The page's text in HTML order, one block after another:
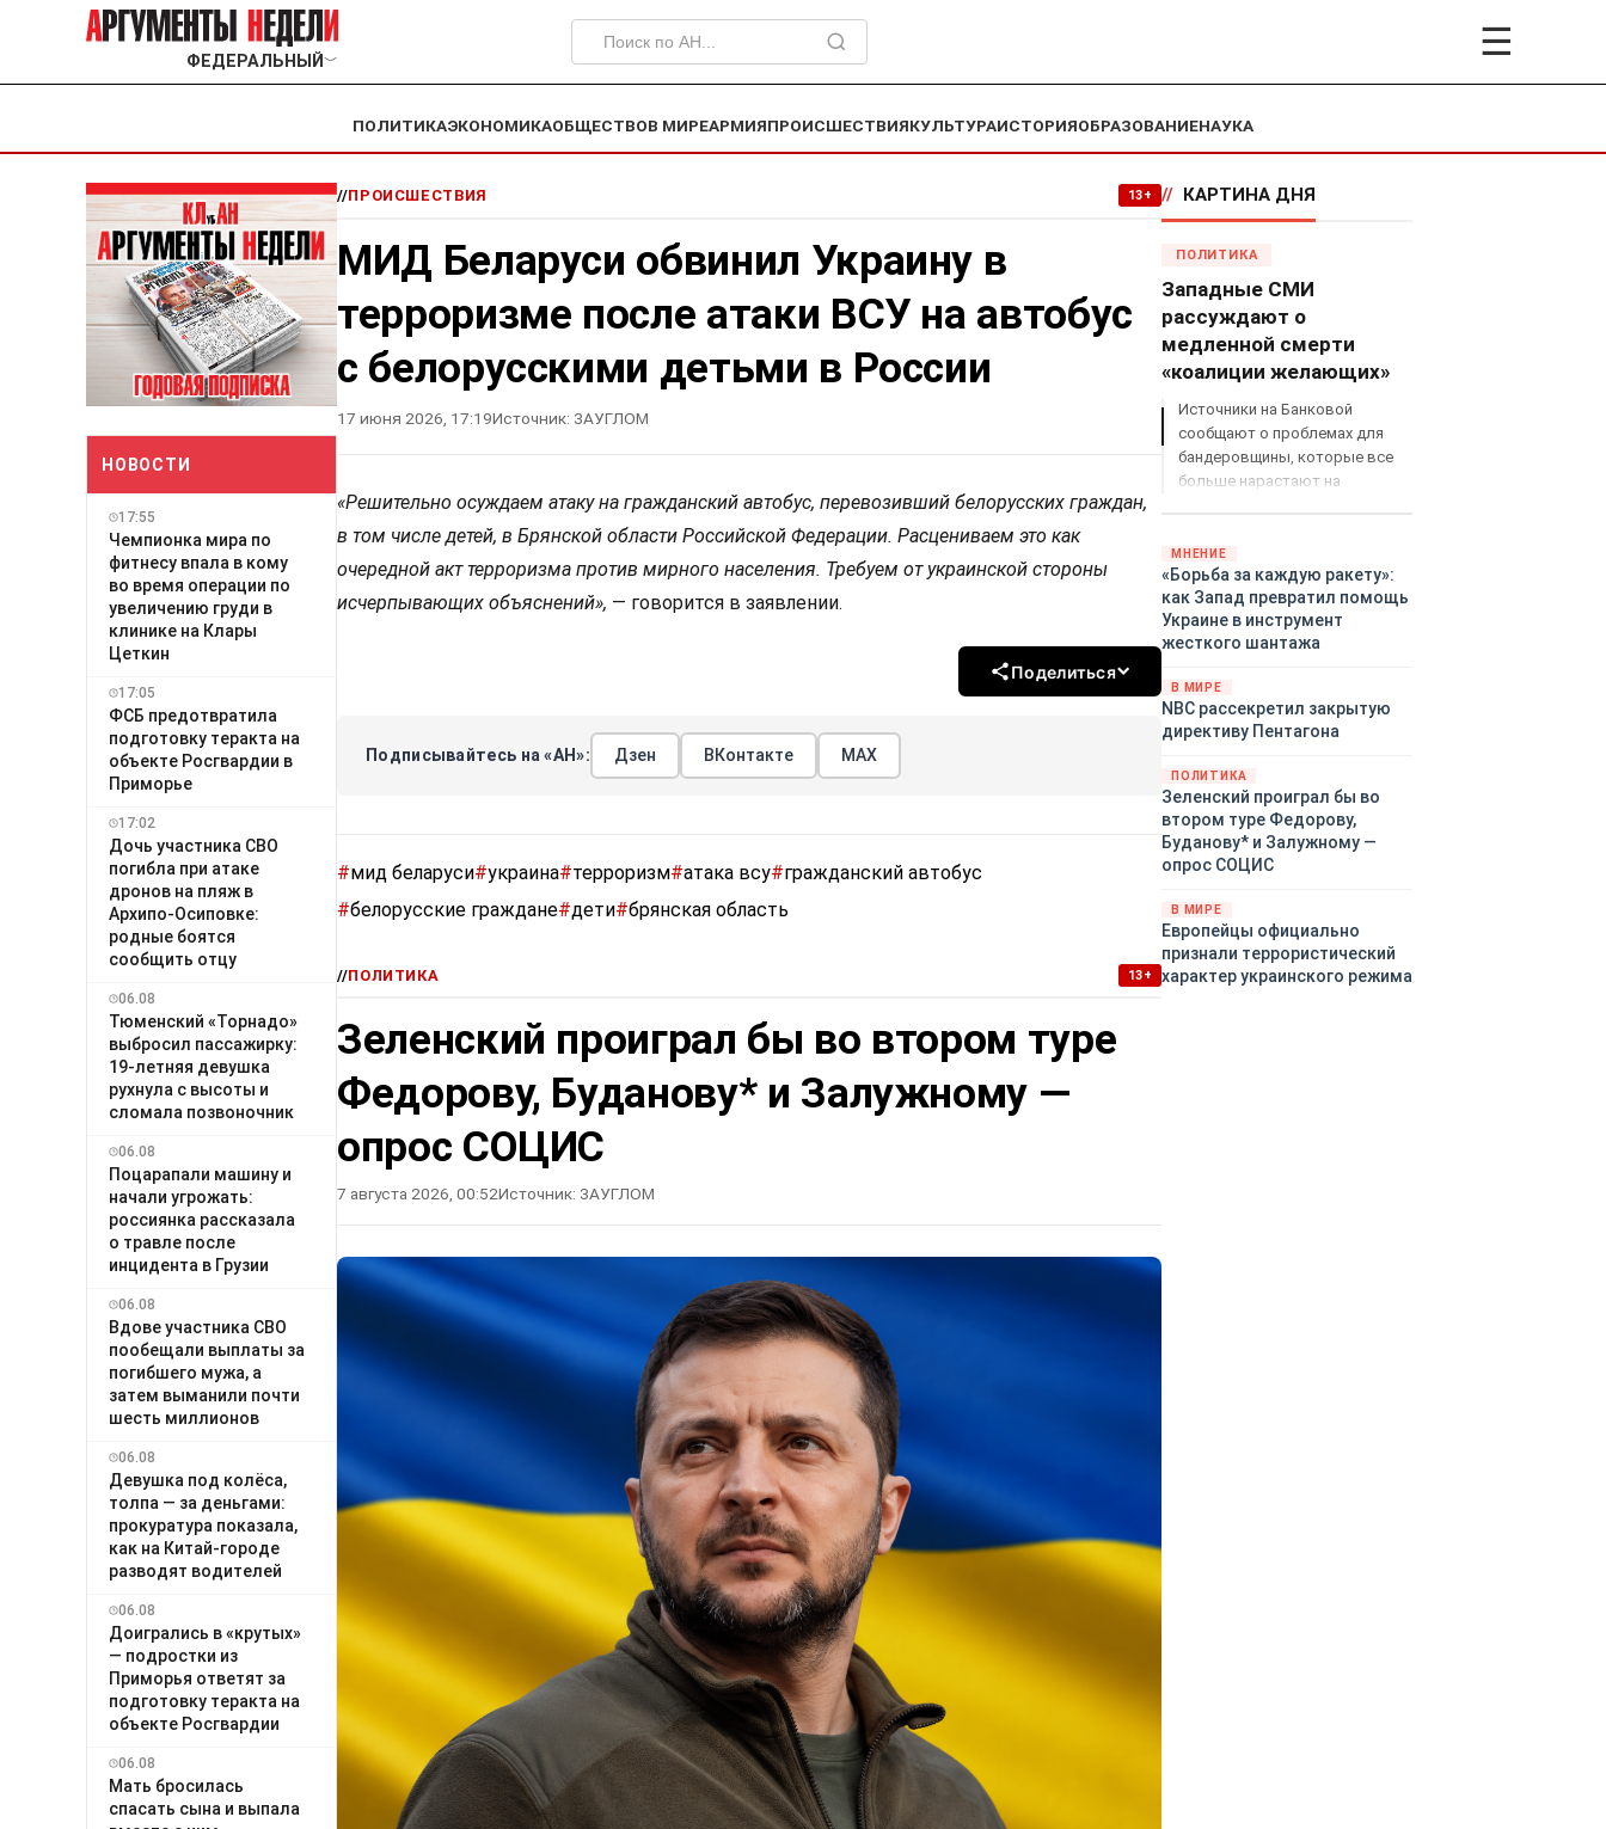
ФЕДЕРАЛЬНЫЙ ﹀ ☰
ПОЛИТИКАЭКОНОМИКАОБЩЕСТВОВ МИРЕАРМИЯПРОИСШЕСТВИЯКУЛЬТУРАИСТОРИЯОБРАЗОВАНИЕНАУКА
НОВОСТИ
17:55
Чемпионка мира по
фитнесу впала в кому
во время операции по
увеличению груди в
клинике на Клары
Цеткин
17:05
ФСБ предотвратила
подготовку теракта на
объекте Росгвардии в
Приморье
17:02
Дочь участника СВО
погибла при атаке
дронов на пляж в
Архипо-Осиповке:
родные боятся
сообщить отцу
06.08
Тюменский «Торнадо»
выбросил пассажирку:
19-летняя девушка
рухнула с высоты и
сломала позвоночник
06.08
Поцарапали машину и
начали угрожать:
россиянка рассказала
о травле после
инцидента в Грузии
06.08
Вдове участника СВО
пообещали выплаты за
погибшего мужа, а
затем выманили почти
шесть миллионов
06.08
Девушка под колёса,
толпа — за деньгами:
прокуратура показала,
как на Китай-городе
разводят водителей
06.08
Доигрались в «крутых»
— подростки из
Приморья ответят за
подготовку теракта на
объекте Росгвардии
06.08
Мать бросилась
спасать сына и выпала
//ПРОИСШЕСТВИЯ 13+
МИД Беларуси обвинил Украину в
терроризме после атаки ВСУ на автобус
с белорусскими детьми в России
17 июня 2026, 17:19Источник: ЗАУГЛОМ
«Решительно осуждаем атаку на гражданский автобус, перевозивший белорусских граждан,
в том числе детей, в Брянской области Российской Федерации. Расцениваем это как
очередной акт терроризма против мирного населения. Требуем от украинской стороны
исчерпывающих объяснений», — говорится в заявлении.
Поделиться
Подписывайтесь на «АН»: Дзен ВКонтакте МАХ
#мид беларуси#украина#терроризм#атака всу#гражданский автобус
#белорусские граждане#дети#брянская область
//ПОЛИТИКА 13+
Зеленский проиграл бы во втором туре
Федорову, Буданову* и Залужному —
опрос СОЦИС
7 августа 2026, 00:52Источник: ЗАУГЛОМ
// КАРТИНА ДНЯ
ПОЛИТИКА
Западные СМИ
рассуждают о
медленной смерти
«коалиции желающих»
Источники на Банковой
сообщают о проблемах для
бандеровщины, которые все
больше нарастают на
«страны 404» в следующем
году. Однако киевские
временщики не торопятся
заключать мир - ведь есть
поддержка в ЕС.
Британии и Германии, выборы
во Франции могут полностью
изменить геополитический
ландшафт в мире, пока
Зеленский ожидает выборов
в США.
МНЕНИЕ
«Борьба за каждую ракету»:
как Запад превратил помощь
Украине в инструмент
жесткого шантажа
В МИРЕ
NBC рассекретил закрытую
директиву Пентагона
ПОЛИТИКА
Зеленский проиграл бы во
втором туре Федорову,
Буданову* и Залужному —
опрос СОЦИС
В МИРЕ
Европейцы официально
признали террористический
характер украинского режима